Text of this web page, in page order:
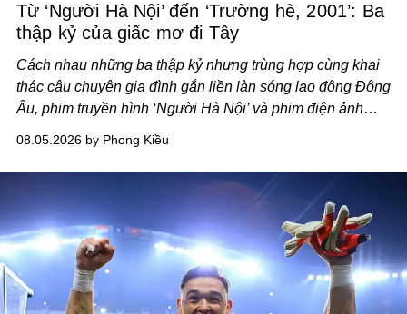
Từ ‘Người Hà Nội’ đến ‘Trường hè, 2001’: Ba
thập kỷ của giấc mơ đi Tây
Cách nhau những ba thập kỷ nhưng trùng hợp cùng khai
thác câu chuyện gia đình gắn liền làn sóng lao động Đông
Âu, phim truyền hình ‘Người Hà Nội’ và phim điện ảnh
chọn một thuở thịnh hành.
08.05.2026 by Phong Kiều